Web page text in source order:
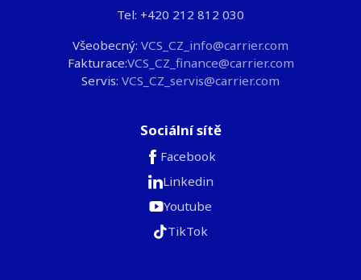
Tel: +420 212 812 030
Všeobecný: VCS_CZ_info@carrier.com
Fakturace:VCS_CZ_finance@carrier.com
Servis: VCS_CZ_servis@carrier.com
Sociální sítě
Facebook
Linkedin
Youtube
TikTok